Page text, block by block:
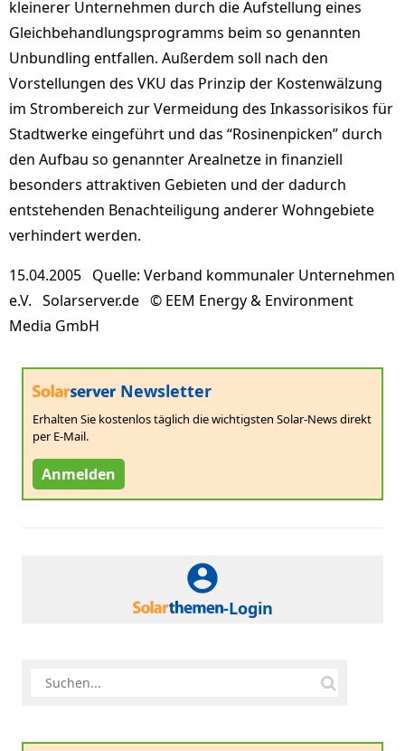
kleinerer Unternehmen durch die Aufstellung eines
Gleichbehandlungsprogramms beim so genannten
Unbundling entfallen. Außerdem soll nach den
Vorstellungen des VKU das Prinzip der Kostenwälzung
im Strombereich zur Vermeidung des Inkassorisikos für
Stadtwerke eingeführt und das “Rosinenpicken” durch
den Aufbau so genannter Arealnetze in finanziell
besonders attraktiven Gebieten und der dadurch
entstehenden Benachteiligung anderer Wohngebiete
verhindert werden.
15.04.2005 Quelle: Verband kommunaler Unternehmen
e.V. Solarserver.de © EEM Energy & Environment
Media GmbH
Newsletter
Erhalten Sie kostenlos täglich die wichtigsten Solar-News direkt
per E-Mail.
Anmelden
-Login